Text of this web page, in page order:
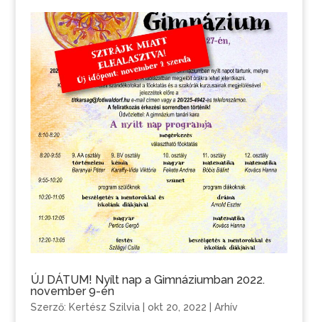
ÚJ DÁTUM! Nyílt nap a Gimnáziumban 2022.
november 9-én
Szerző: Kertész Szilvia| okt 20, 2022 | Arhív